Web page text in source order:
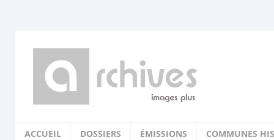
ACCUEIL DOSSIERS ÉMISSIONS COMMUNES